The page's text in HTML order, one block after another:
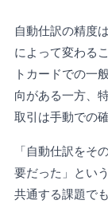
自動仕訳の精度
によって変わる
トカードでの一
向がある一方、
取引は手動での
「自動仕訳をそ
要だった」とい
共通する課題で